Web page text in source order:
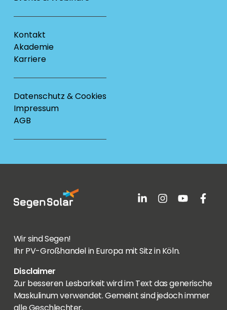
Kontakt
Akademie
Karriere
Datenschutz & Cookies
Impressum
AGB
Wir sind Segen!
Ihr PV-Großhandel in Europa mit Sitz in Köln.
Disclaimer
Zur besseren Lesbarkeit wird im Text das generische
Maskulinum verwendet. Gemeint sind jedoch immer